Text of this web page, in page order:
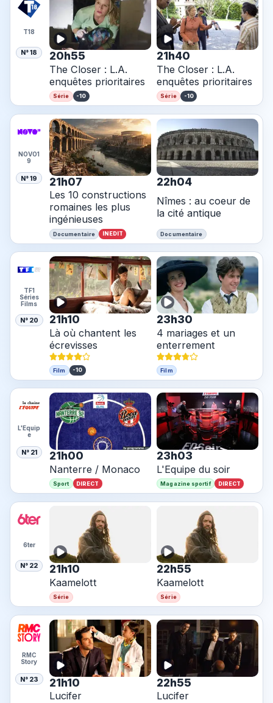
T18
N° 18 20h55
The Closer : L.A.
enquêtes prioritaires
Série -10
21h40
The Closer : L.A.
enquêtes prioritaires
Série -10
NOVO1
9
N° 19 21h07
Les 10 constructions
romaines les plus
ingénieuses
Documentaire INEDIT
22h04
Nîmes : au coeur de
la cité antique
Documentaire
TF1
Séries
Films
N° 20 21h10
Là où chantent les
écrevisses
Film -10
23h30
4 mariages et un
enterrement
Film
L'Equip
e
N° 21 21h00
Nanterre / Monaco
Sport DIRECT
23h03
L'Equipe du soir
Magazine sportif DIRECT
6ter
N° 22 21h10
Kaamelott
Série
22h55
Kaamelott
Série
RMC
Story
N° 23 21h10
Lucifer
22h55
Lucifer